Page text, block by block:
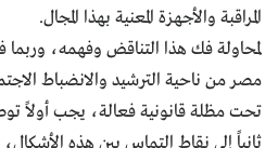
المراقبة والأجهزة المعنية بهذا المجال.
لمحاولة فك هذا التناقض وفهمه، وربما
مصر من ناحية الترشيد والانضباط
تحت مظلة قانونية فعالة، يجب أولاً
ثانياً إلي نقاط التماس بين هذه